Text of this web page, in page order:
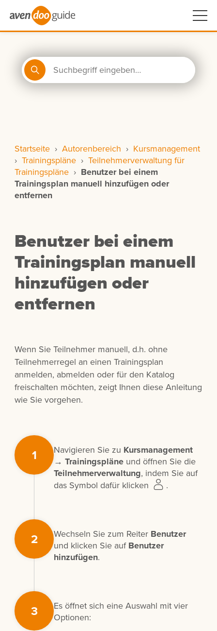
Startseite › Autorenbereich › Kursmanagement
› Trainingspläne › Teilnehmerverwaltung für
Trainingspläne › Benutzer bei einem
Trainingsplan manuell hinzufügen oder
entfernen
Benutzer bei einem
Trainingsplan manuell
hinzufügen oder
entfernen
Wenn Sie Teilnehmer manuell, d.h. ohne
Teilnehmerregel an einen Trainingsplan
anmelden, abmelden oder für den Katalog
freischalten möchten, zeigt Ihnen diese Anleitung
wie Sie vorgehen.
1 Navigieren Sie zu Kursmanagement
→ Trainingspläne und öffnen Sie die
Teilnehmerverwaltung, indem Sie auf
das Symbol dafür klicken
.
2 Wechseln Sie zum Reiter Benutzer
und klicken Sie aufBenutzer
hinzufügen.
3
Es öffnet sich eine Auswahl mit vier
Optionen: